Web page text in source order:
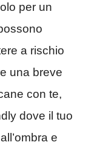
per un
a rischio
una breve
con te,
dove il tuo
e